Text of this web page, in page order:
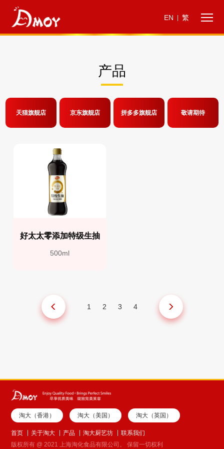
EN 繁
产品
天猫旗舰店 京东旗舰店 拼多多旗舰店 敬请期待
好太太零添加特级生抽
500ml
1 2 3 4
淘大（香港） 淘大（美国） 淘大（英国）
首页 关于淘大 产品 淘大厨艺坊
联系我们
版权所有 @ 2021 上海淘化食品有限公司。 保留一切权利